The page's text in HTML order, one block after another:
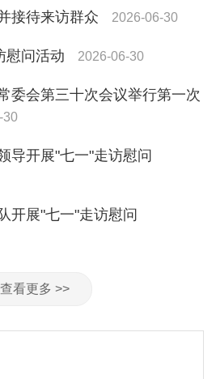
心苏州各项事业...
接待来访群众 2026-06-30
慰问活动 2026-06-30
委会第三十次会议举行第一次
30
导开展"七一"走访慰问
开展"七一"走访慰问
查看更多 >>